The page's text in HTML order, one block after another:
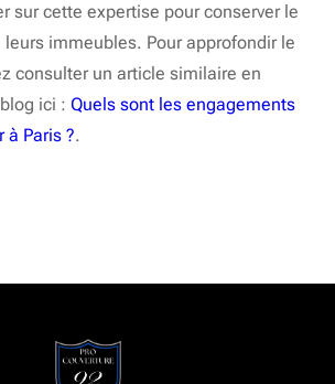
sur cette expertise pour conserver le
immeubles. Pour approfondir le
consulter un article similaire en
ici : Quels sont les engagements
à Paris ?.